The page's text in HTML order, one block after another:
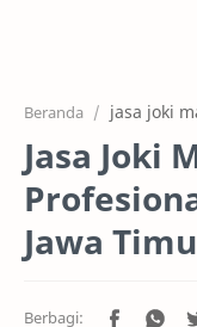
Beranda jasa joki
Jasa Joki
Jawa